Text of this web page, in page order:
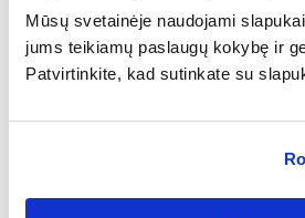
Mūsų svetainėje naudojami
jums teikiamų paslaugų kokybę ir
Patvirtinkite, kad sutinkate su
Skrudinta
svogūnai, BBQ
€ 6.50
Traškiuko
vištienos filė,